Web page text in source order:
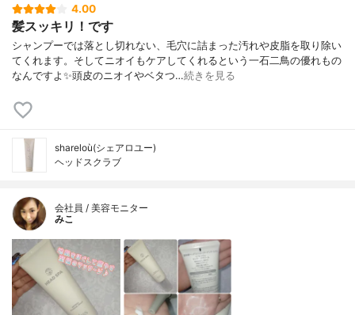
4.00
髪スッキリ！です
シャンプーでは落とし切れない、毛穴に詰まった汚れや皮脂を取り除い
てくれます。そしてニオイもケアしてくれるという一石二鳥の優れもの
なんですよ✨頭皮のニオイやベタつ…続きを見る
shareloù(シェアロユー)
ヘッドスクラブ
会社員 / 美容モニター
みこ